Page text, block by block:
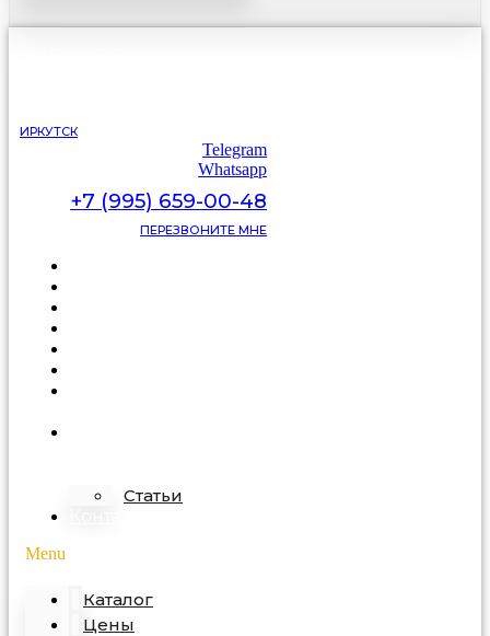
ИРКУТСК
Telegram
Whatsapp
+7 (995) 659-00-48
ПЕРЕЗВОНИТЕ МНЕ
Статьи
Menu
Каталог
Цены